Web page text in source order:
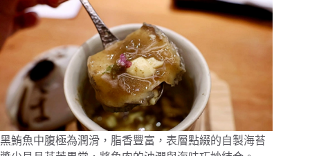
黑鮪魚中腹極為潤滑，脂香豐富，表層點綴的自製海苔